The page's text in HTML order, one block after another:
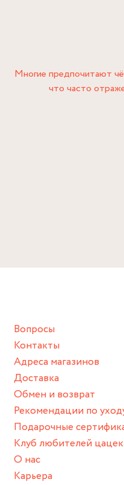
Многие предпочитают
что часто
Вопросы
Контакты
Адреса магазинов
Доставка
Обмен и возврат
Рекомендации по
Подарочные
Клуб любителей цацек
О нас
Карьера